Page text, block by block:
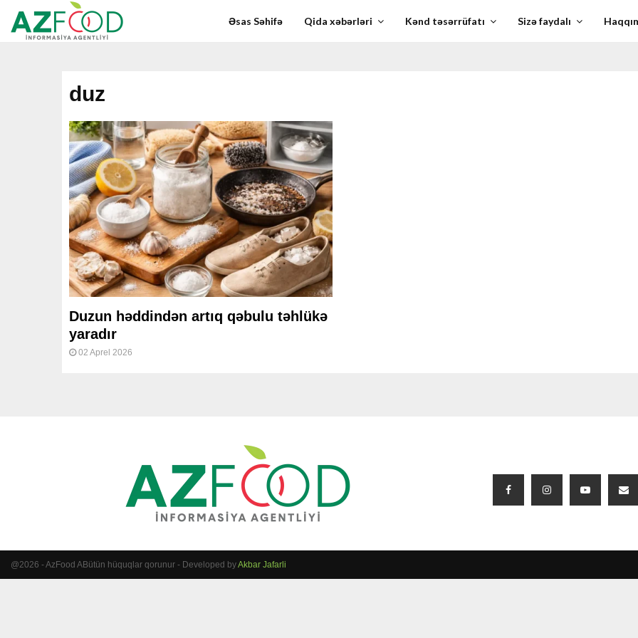
Əsas Səhifə Qida xəbərləri Kənd təsərrüfatı Sizə faydalı
duz
Duzun həddindən artıq qəbulu təhlükə
yaradır
02 Aprel 2026
@2026 - AzFood ABütün hüquqlar qorunur - Developed byAkbar Jafarli